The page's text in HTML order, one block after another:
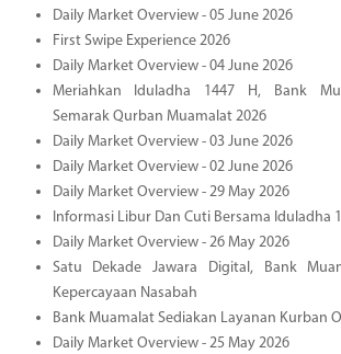
Daily Market Overview - 05 June 2026
First Swipe Experience 2026
Daily Market Overview - 04 June 2026
Meriahkan Iduladha 1447 H, Bank
Semarak Qurban Muamalat 2026
Daily Market Overview - 03 June 2026
Daily Market Overview - 02 June 2026
Daily Market Overview - 29 May 2026
Informasi Libur Dan Cuti Bersama Iduladha
Daily Market Overview - 26 May 2026
Satu Dekade Jawara Digital, Bank
Kepercayaan Nasabah
Bank Muamalat Sediakan Layanan Kurban
Daily Market Overview - 25 May 2026